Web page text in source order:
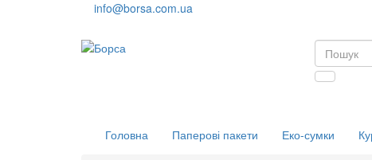
info@borsa.com.ua
Головна Паперові пакети Еко-сумки